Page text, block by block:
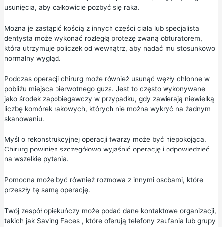
usunięcia, aby całkowicie pozbyć się raka.
Można je zastąpić kością z innych części ciała lub specjalista
dentysta może wykonać rozległą protezę zwaną obturatorem,
która utrzymuje policzek od wewnątrz, aby nadać mu stosunkowo
normalny wygląd.
Podczas operacji chirurg może również usunąć węzły chłonne w
pobliżu miejsca pierwotnego guza. Jest to często wykonywane
jako środek zapobiegawczy w przypadku, gdy zawierają niewielką
liczbę komórek rakowych, których nie można wykryć na żadnym
skanowaniu.
Myśl o rekonstrukcyjnej operacji twarzy może być niepokojąca.
Chirurg powinien szczegółowo wyjaśnić operację i odpowiedzieć
na wszelkie pytania.
Pomocna może być również rozmowa z innymi osobami, które
przeszły tę samą operację.
Twój zespół opiekuńczy może podać dane kontaktowe organizacji,
takich jak Saving Faces, które oferują telefony zaufania lub grupy